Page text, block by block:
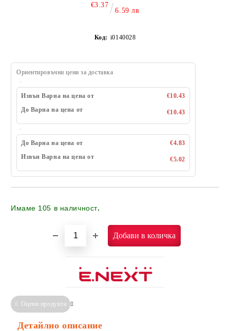
€3.37
6.59 лв
Код: i0140028
Ориентировъчни цени за доставка
Извън Варна на цена от
€10.43
До Варна на цена от
€10.43
До Варна на цена от
€4.83
Извън Варна на цена от
€5.02
Имаме 105 в наличност.
Оцени продукта
Детайлно описание